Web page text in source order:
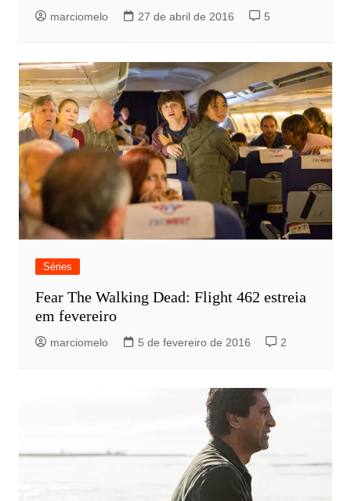
marciomelo 27 de abril de 2016 5
Séries
Fear The Walking Dead: Flight 462 estreia
em fevereiro
marciomelo 5 de fevereiro de 2016 2